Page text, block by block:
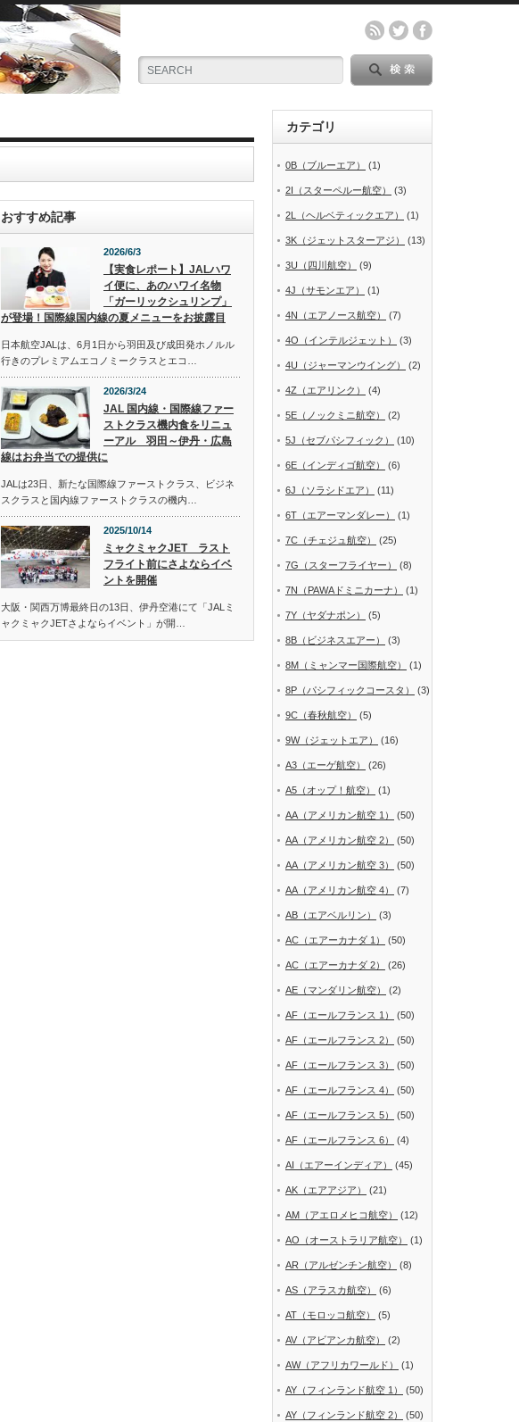
おすすめ記事
2026/6/3
【実食レポート】JALハワ
イ便に、あのハワイ名物
「ガーリックシュリンプ」
が登場！国際線国内線の夏メニューをお披露目
日本航空JALは、6月1日から羽田及び成田発ホノルル
行きのプレミアムエコノミークラスとエコ…
2026/3/24
JAL 国内線・国際線ファー
ストクラス機内食をリニュ
ーアル 羽田～伊丹・広島
線はお弁当での提供に
JALは23日、新たな国際線ファーストクラス、ビジネ
スクラスと国内線ファーストクラスの機内…
2025/10/14
ミャクミャクJET ラスト
フライト前にさよならイベ
ントを開催
大阪・関西万博最終日の13日、伊丹空港にて「JALミ
ャクミャクJETさよならイベント」が開…
カテゴリ
0B（ブルーエア） (1)
2I（スターペルー航空） (3)
2L（ヘルベティックエア） (1)
3K（ジェットスターアジ） (13)
3U（四川航空） (9)
4J（サモンエア） (1)
4N（エアノース航空） (7)
4O（インテルジェット） (3)
4U（ジャーマンウイング） (2)
4Z（エアリンク） (4)
5E（ノックミニ航空） (2)
5J（セブパシフィック） (10)
6E（インディゴ航空） (6)
6J（ソラシドエア） (11)
6T（エアーマンダレー） (1)
7C（チェジュ航空） (25)
7G（スターフライヤー） (8)
7N（PAWAドミニカーナ） (1)
7Y（ヤダナポン） (5)
8B（ビジネスエアー） (3)
8M（ミャンマー国際航空） (1)
8P（パシフィックコースタ） (3)
9C（春秋航空） (5)
9W（ジェットエア） (16)
A3（エーゲ航空） (26)
A5（オップ！航空） (1)
AA（アメリカン航空 1） (50)
AA（アメリカン航空 2） (50)
AA（アメリカン航空 3） (50)
AA（アメリカン航空 4） (7)
AB（エアベルリン） (3)
AC（エアーカナダ 1） (50)
AC（エアーカナダ 2） (26)
AE（マンダリン航空） (2)
AF（エールフランス 1） (50)
AF（エールフランス 2） (50)
AF（エールフランス 3） (50)
AF（エールフランス 4） (50)
AF（エールフランス 5） (50)
AF（エールフランス 6） (4)
AI（エアーインディア） (45)
AK（エアアジア） (21)
AM（アエロメヒコ航空） (12)
AO（オーストラリア航空） (1)
AR（アルゼンチン航空） (8)
AS（アラスカ航空） (6)
AT（モロッコ航空） (5)
AV（アビアンカ航空） (2)
AW（アフリカワールド） (1)
AY（フィンランド航空 1） (50)
AY（フィンランド航空 2） (50)